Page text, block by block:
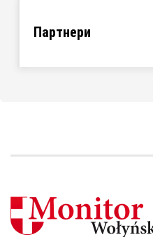
Партнери